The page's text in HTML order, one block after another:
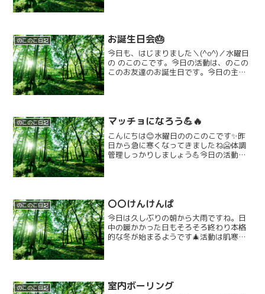
のこのこ日記 お誕生日会🎂
今日も、はじまりました＼(^o^)／水曜日
の のこのこです。今日の活動は、のこの
このお友達のお誕生日です。今日の主役
のこのこ日記 マッチョになろう💪🔥
こんにちは😊水曜日ののこのこです✨昨
日から急に寒くなってきましたね🥶体調
管理しっかりしましょう💪今日の活動は
のこのこ日記 〇〇けんけんぱ
今日は久しぶりの朝から大雨ですね。日
中の暖かかった日もそろそろ終わり本格
的な冬が始まるようです🎄活動は肌寒い
のこのこ日記 室内ボーリング